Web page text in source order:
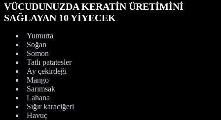
VÜCUDUNUZDA KERATİN ÜRETİMİNİ
SAĞLAYAN 10 YİYECEK
Yumurta
Soğan
Somon
Tatlı patatesler
Ay çekirdeği
Mango
Sarımsak
Lahana
Sığır karaciğeri
Havuç